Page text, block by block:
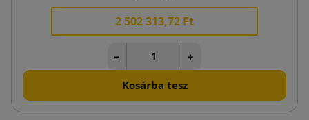
2 502 313,72 Ft
− +
Kosárba tesz